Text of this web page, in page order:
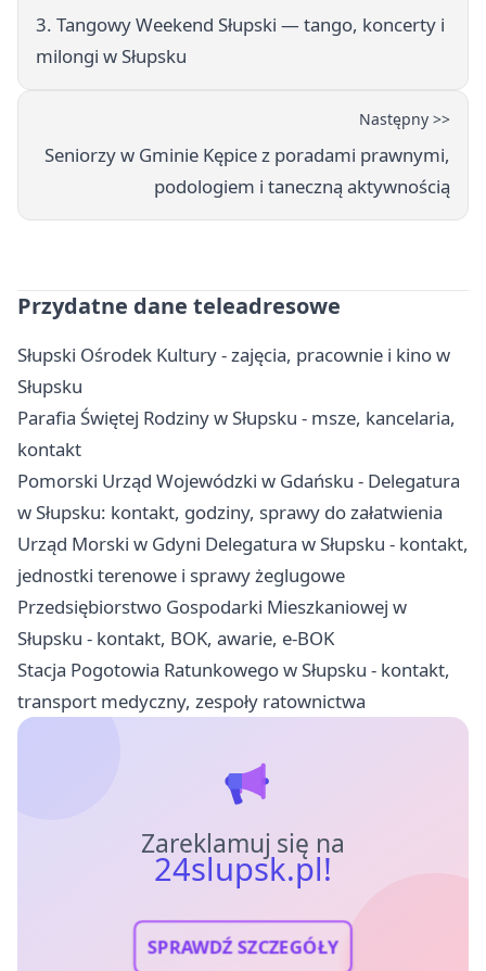
3. Tangowy Weekend Słupski — tango, koncerty i
milongi w Słupsku
Następny >>
Seniorzy w Gminie Kępice z poradami prawnymi,
podologiem i taneczną aktywnością
Przydatne dane teleadresowe
Słupski Ośrodek Kultury - zajęcia, pracownie i kino w
Słupsku
Parafia Świętej Rodziny w Słupsku - msze, kancelaria,
kontakt
Pomorski Urząd Wojewódzki w Gdańsku - Delegatura
w Słupsku: kontakt, godziny, sprawy do załatwienia
Urząd Morski w Gdyni Delegatura w Słupsku - kontakt,
jednostki terenowe i sprawy żeglugowe
Przedsiębiorstwo Gospodarki Mieszkaniowej w
Słupsku - kontakt, BOK, awarie, e-BOK
Stacja Pogotowia Ratunkowego w Słupsku - kontakt,
transport medyczny, zespoły ratownictwa
Zareklamuj się na
24slupsk.pl!
SPRAWDŹ SZCZEGÓŁY